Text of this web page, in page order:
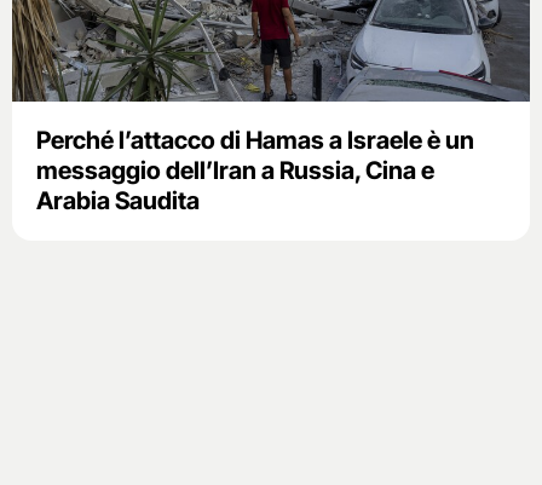
Perché l’attacco di Hamas a Israele è un
messaggio dell’Iran a Russia, Cina e
Arabia Saudita